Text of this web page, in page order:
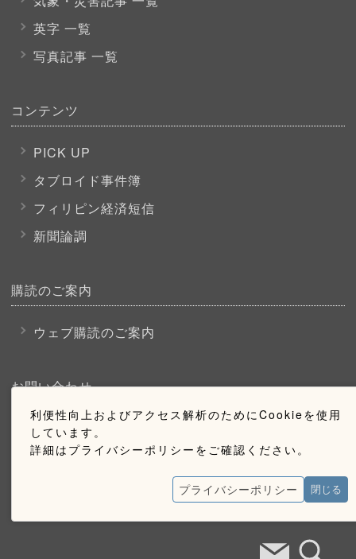
利便性向上およびアクセス解析のためにCookieを使用
しています。
詳細はプライバシーポリシーをご確認ください。
プライバシーポリシー 閉じる
英字 一覧
写真記事 一覧
コンテンツ
PICK UP
タブロイド事件簿
フィリピン経済短信
新聞論調
購読のご案内
ウェブ購読のご案内
お問い合わせ
採用情報
お問い合わせ